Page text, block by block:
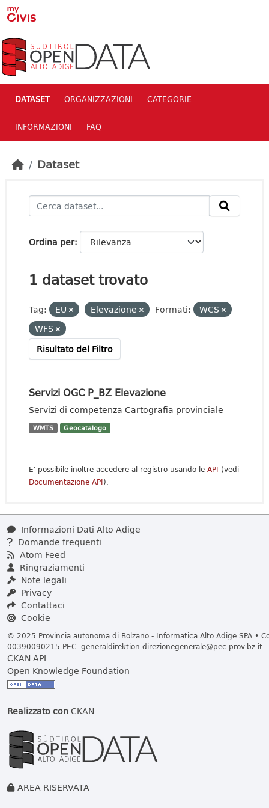
Skip to main content
DATASET ORGANIZZAZIONI CATEGORIE
INFORMAZIONI FAQ
Dataset
Ordina per
1 dataset trovato
Tag: EU Elevazione Formati:
WCS
WFS
Risultato del Filtro
Servizi OGC P_BZ Elevazione
Servizi di competenza Cartografia provinciale
WMTS Geocatalogo
E' possibile inoltre accedere al registro usando le API (vedi
Documentazione API).
Informazioni Dati Alto Adige
Domande frequenti
Atom Feed
Ringraziamenti
Note legali
Privacy
Contattaci
Cookie
© 2025 Provincia autonoma di Bolzano - Informatica Alto Adige SPA •
00390090215 PEC: generaldirektion.direzionegenerale@pec.prov.bz.it
CKAN API
Open Knowledge Foundation
Realizzato conCKAN
AREA RISERVATA